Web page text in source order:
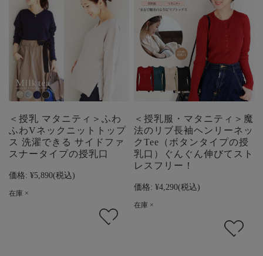
＜授乳 マタニティ＞ふわ
ふわVネックニットトップ
ス 洗濯できる サイドファ
スナータイプの授乳口
価格: ¥5,890(税込)
在庫 ×
＜授乳服・マタニティ＞魔
法のリブ長袖ヘンリーネッ
クTee（ボタンタイプの授
乳口）ぐんぐん伸びてスト
レスフリー！
価格: ¥4,290(税込)
在庫 ×